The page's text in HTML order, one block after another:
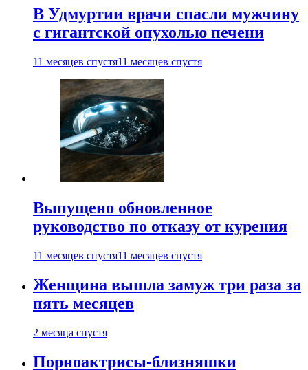
В Удмуртии врачи спасли мужчину
с гигантской опухолью печени
11 месяцев спустя11 месяцев спустя
Выпущено обновленное
руководство по отказу от курения
11 месяцев спустя11 месяцев спустя
Женщина вышла замуж три раза за
пять месяцев
2 месяца спустя
Порноактрисы-близняшки